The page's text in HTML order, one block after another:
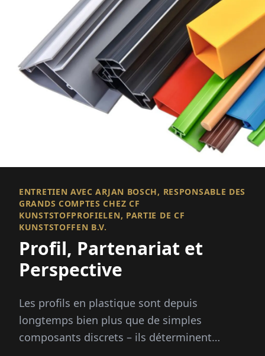
ENTRETIEN AVEC ARJAN BOSCH, RESPONSABLE DES
GRANDS COMPTES CHEZ CF
KUNSTSTOFPROFIELEN, PARTIE DE CF
KUNSTSTOFFEN B.V.
Profil, Partenariat et
Perspective
Les profils en plastique sont depuis
longtemps bien plus que de simples
composants discrets – ils déterminent